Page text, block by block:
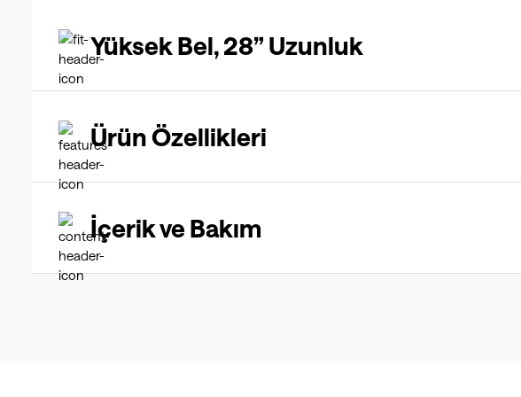
Yüksek Bel, 28” Uzunluk
Ürün Özellikleri
İçerik ve Bakım